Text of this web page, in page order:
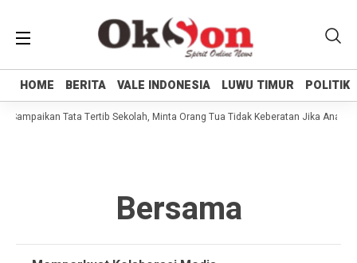
HOME BERITA VALE INDONESIA LUWU TIMUR POLITIK
HOME BERITA VALE INDONESIA LUWU TIMUR POLITIK
Sampaikan Tata Tertib Sekolah, Minta Orang Tua Tidak Keberatan Jika
Bersama